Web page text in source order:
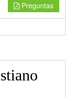
Preguntas